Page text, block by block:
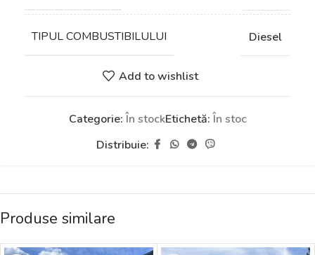
TIPUL COMBUSTIBILULUI Diesel
Add to wishlist
Categorie: În stockEtichetă: În stoc
Distribuie:
Produse similare